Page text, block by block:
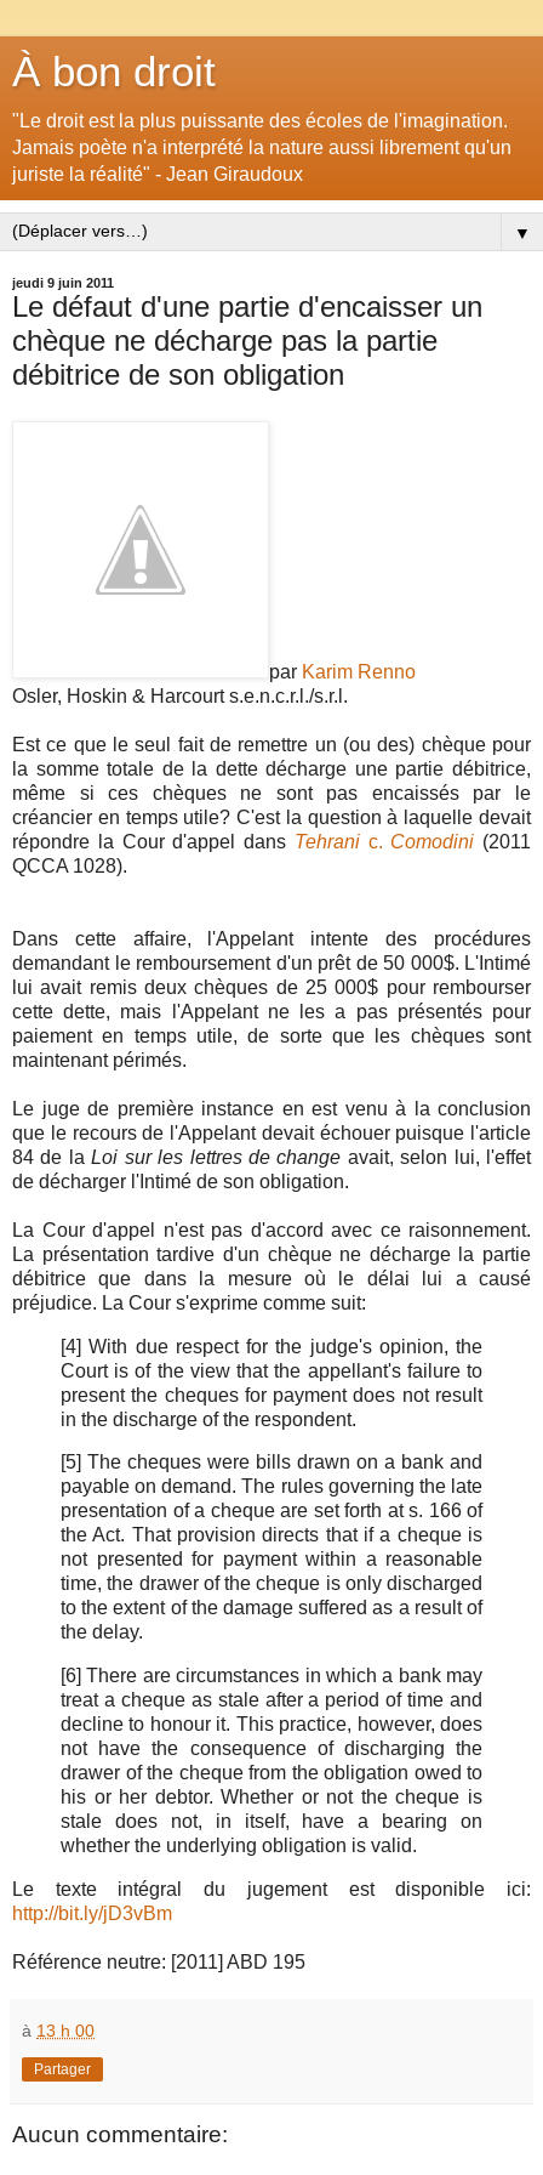
À bon droit
"Le droit est la plus puissante des écoles de l'imagination.
Jamais poète n'a interprété la nature aussi librement qu'un
juriste la réalité" - Jean Giraudoux
▼
jeudi 9 juin 2011
Le défaut d'une partie d'encaisser un
chèque ne décharge pas la partie
débitrice de son obligation
par Karim Renno
Osler, Hoskin & Harcourt s.e.n.c.r.l./s.r.l.
Est ce que le seul fait de remettre un (ou des) chèque pour
la somme totale de la dette décharge une partie débitrice,
même si ces chèques ne sont pas encaissés par le
créancier en temps utile? C'est la question à laquelle devait
répondre la Cour d'appel dans Tehranic. Comodini (2011
QCCA 1028).
Dans cette affaire, l'Appelant intente des procédures
demandant le remboursement d'un prêt de 50 000$. L'Intimé
lui avait remis deux chèques de 25 000$ pour rembourser
cette dette, mais l'Appelant ne les a pas présentés pour
paiement en temps utile, de sorte que les chèques sont
maintenant périmés.
Le juge de première instance en est venu à la conclusion
que le recours de l'Appelant devait échouer puisque l'article
84 de laLoi sur les lettres de change avait, selon lui, l'effet
de décharger l'Intimé de son obligation.
La Cour d'appel n'est pas d'accord avec ce raisonnement.
La présentation tardive d'un chèque ne décharge la partie
débitrice que dans la mesure où le délai lui a causé
préjudice. La Cour s'exprime comme suit:
[4] With due respect for the judge's opinion, the
Court is of the view that the appellant's failure to
present the cheques for payment does not result
in the discharge of the respondent.
[5] The cheques were bills drawn on a bank and
payable on demand. The rules governing the late
presentation of a cheque are set forth at s. 166 of
the Act. That provision directs that if a cheque is
not presented for payment within a reasonable
time, the drawer of the cheque is only discharged
to the extent of the damage suffered as a result of
the delay.
[6] There are circumstances in which a bank may
treat a cheque as stale after a period of time and
decline to honour it. This practice, however, does
not have the consequence of discharging the
drawer of the cheque from the obligation owed to
his or her debtor. Whether or not the cheque is
stale does not, in itself, have a bearing on
whether the underlying obligation is valid.
Le texte intégral du jugement est disponible ici:
http://bit.ly/jD3vBm
Référence neutre: [2011] ABD 195
à 13 h 00
Partager
Aucun commentaire: